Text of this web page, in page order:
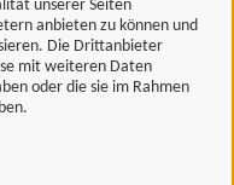
unserer Seiten
anbieten zu können und
Die Drittanbieter
mit weiteren Daten
oder die sie im Rahmen